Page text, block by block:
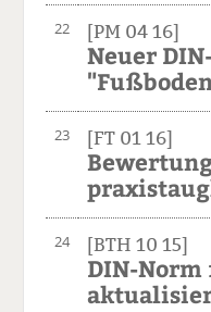
22 [PM 04 16]
Neuer
23 [FT 01 16]
24 [BTH 10 15]
DIN-